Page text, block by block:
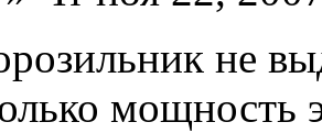
не
мощность